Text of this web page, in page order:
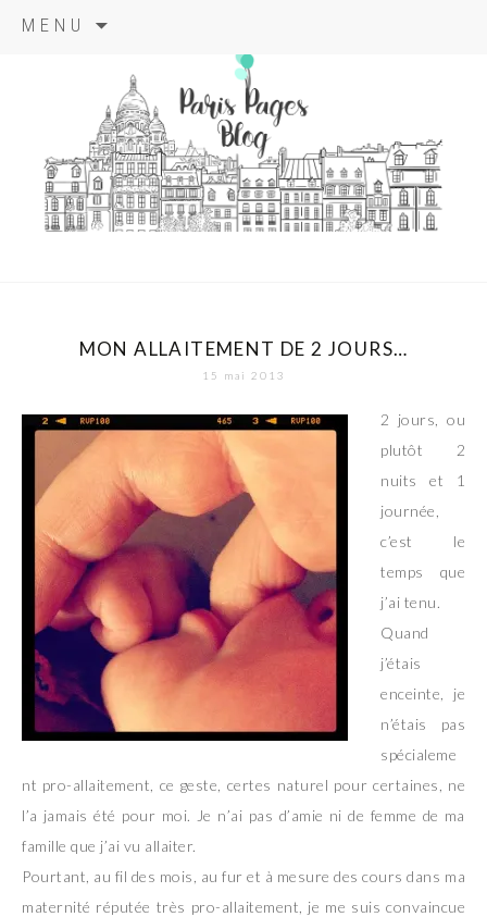
MENU
principal
paris pages
blog
MON ALLAITEMENT DE 2 JOURS…
15 mai 2013
2 jours, ou
plutôt 2
nuits et 1
journée,
c’est le
temps que
j’ai tenu.
Quand
j’étais
enceinte, je
n’étais pas
spécialeme
nt pro-allaitement, ce geste, certes naturel pour certaines, ne
l’a jamais été pour moi. Je n’ai pas d’amie ni de femme de ma
famille que j’ai vu allaiter.
Pourtant, au fil des mois, au fur et à mesure des cours dans ma
maternité réputée très pro-allaitement, je me suis convaincue